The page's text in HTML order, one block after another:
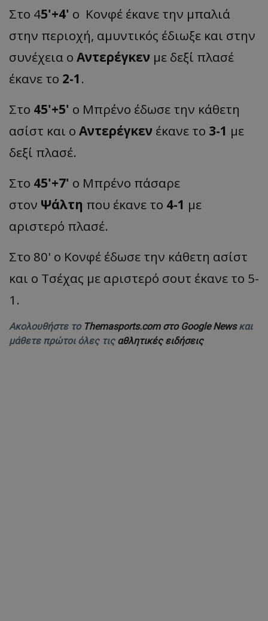
Στο 45'+4' ο Κονφέ έκανε την μπαλιά
στην περιοχή, αμυντικός έδιωξε και στην
συνέχεια ο Αντερέγκεν με δεξί πλασέ
έκανε το 2-1 .
Στο 45'+5' ο Μπρένο έδωσε την κάθετη
ασίστ και ο Αντερέγκεν έκανε το 3-1 με
δεξί πλασέ.
Στο 45'+7' ο Μπρένο πάσαρε
στον Ψάλτη που έκανε το 4-1 με
αριστερό πλασέ.
Στο 80' ο Κονφέ έδωσε την κάθετη ασίστ
και ο Τσέχας με αριστερό σουτ έκανε το 5-
1.
Ακολουθήστε το Themasports.com στο Google Newsκαι
μάθετε πρώτοι όλες τις αθλητικές ειδήσεις